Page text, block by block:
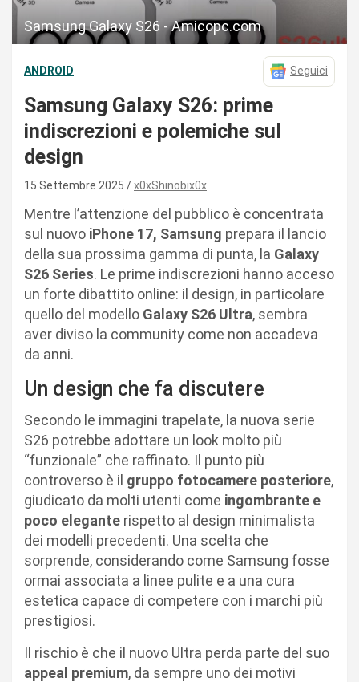
Samsung Galaxy S26 - Amicopc.com
ANDROID Seguici
Samsung Galaxy S26: prime
indiscrezioni e polemiche sul
design
15 Settembre 2025 x0xShinobix0x
Mentre l’attenzione del pubblico è concentrata
sul nuovo iPhone 17, Samsung prepara il lancio
della sua prossima gamma di punta, la Galaxy
S26 Series. Le prime indiscrezioni hanno acceso
un forte dibattito online: il design, in particolare
quello del modello Galaxy S26 Ultra, sembra
aver diviso la community come non accadeva
da anni.
Un design che fa discutere
Secondo le immagini trapelate, la nuova serie
S26 potrebbe adottare un look molto più
“funzionale” che raffinato. Il punto più
controverso è il gruppo fotocamere posteriore,
giudicato da molti utenti come ingombrante e
poco elegante rispetto al design minimalista
dei modelli precedenti. Una scelta che
sorprende, considerando come Samsung fosse
ormai associata a linee pulite e a una cura
estetica capace di competere con i marchi più
prestigiosi.
Il rischio è che il nuovo Ultra perda parte del suo
appeal premium, da sempre uno dei motivi